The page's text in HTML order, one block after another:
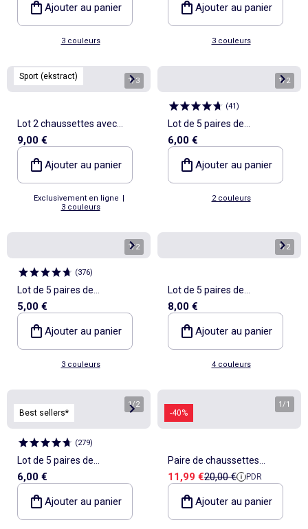
Ajouter au panier
3 couleurs
Ajouter au panier
3 couleurs
Sport (ekstract) 1/3
Lot 2 chaussettes avec
inscription - (ekstract)
9,00 €
Ajouter au panier
Exclusivement en ligne |
3 couleurs
1/2
(41)
Lot de 5 paires de
socquettes de sport
6,00 €
Ajouter au panier
2 couleurs
1/2
(376)
Lot de 5 paires de
chaussettes
5,00 €
Ajouter au panier
3 couleurs
1/2
Lot de 5 paires de
chaussettes
8,00 €
Ajouter au panier
4 couleurs
Best sellers*
1/2
(279)
Lot de 5 paires de
chaussettes hautes en
maille
6,00 €
Ajouter au panier
-40%
1 /1
Paire de chaussettes
Homme Le Coq Sportif
Prix de vente
11,99 €Prix de référence
20,00 € PDR
Ajouter au panier